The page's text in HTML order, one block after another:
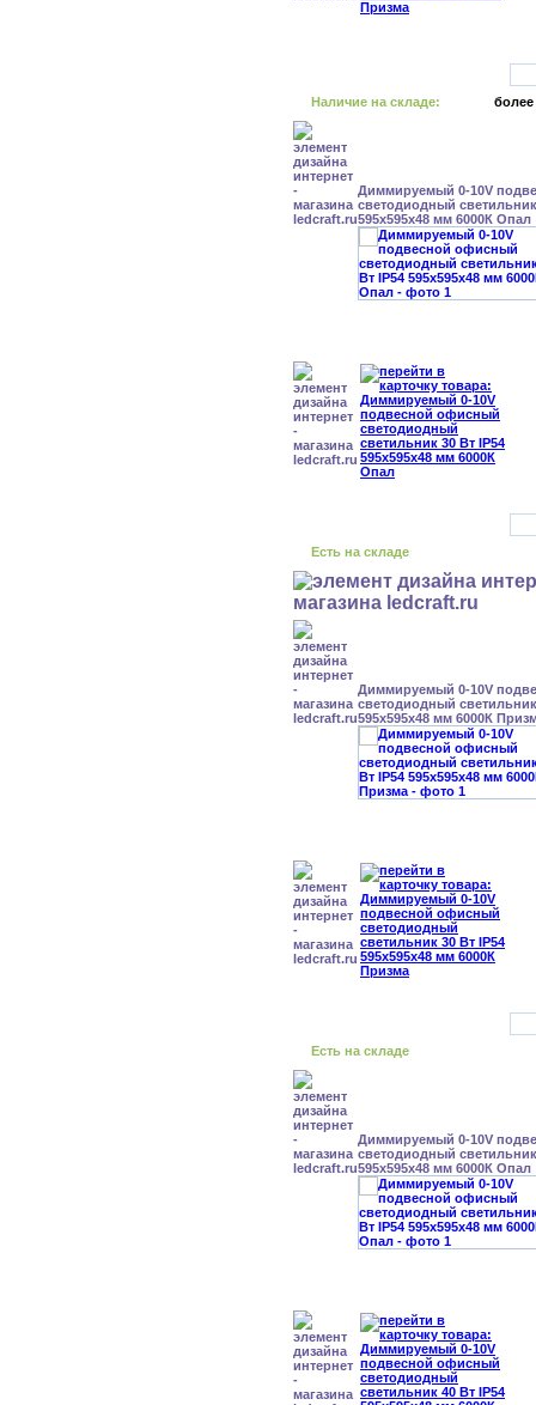
Наличие на складе: более
Диммируемый 0-10V
светодиодный
595x595x48 мм 6000К Опал
Есть на складе
Диммируемый 0-10V
светодиодный
595x595x48 мм 6000К
Есть на складе
Диммируемый 0-10V
светодиодный
595x595x48 мм 6000К Опал